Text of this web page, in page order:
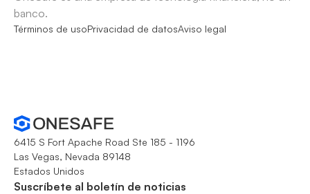
banco.
Términos de usoPrivacidad de datosAviso legal
6415 S Fort Apache Road Ste 185 - 1196
Las Vegas, Nevada 89148
Estados Unidos
Suscríbete al boletín de noticias